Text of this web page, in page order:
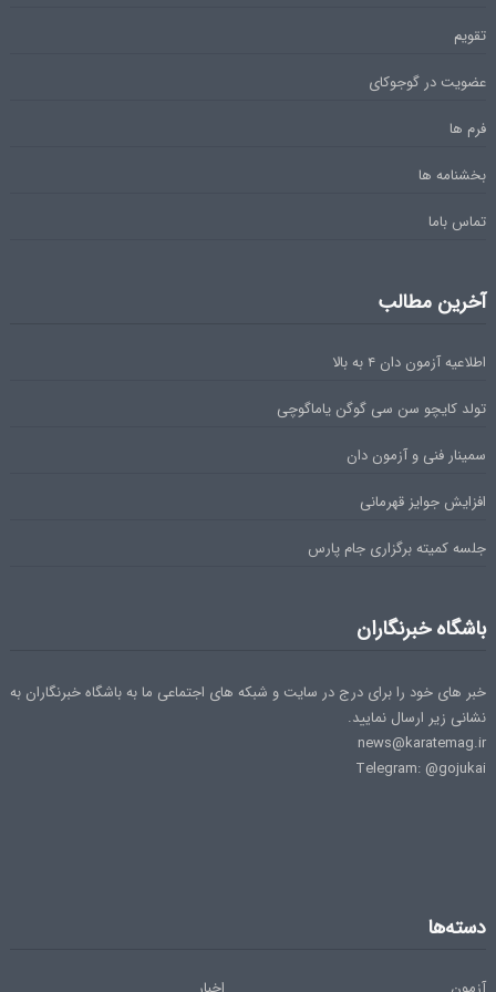
تقویم
عضویت در گوجوکای
فرم ها
بخشنامه ها
تماس باما
آخرین مطالب
اطلاعیه آزمون دان ۴ به بالا
تولد کایچو سن سی گوگن یاماگوچی
سمینار فنی و آزمون دان
افزایش جوایز قهرمانی
جلسه کمیته برگزاری جام پارس
باشگاه خبرنگاران
خبر های خود را برای درج در سایت و شبکه های اجتماعی ما به باشگاه خبرنگاران به
نشانی زیر ارسال نمایید.
news@karatemag.ir
Telegram: @gojukai
دسته‌ها